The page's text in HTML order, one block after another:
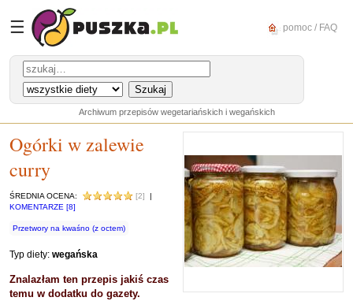
☰ pomoc / FAQ
Archiwum przepisów wegetariańskich i wegańskich
Ogórki w zalewie
curry
ŚREDNIA OCENA: [2]
|
KOMENTARZE [8]
Przetwory na kwaśno (z octem)
Typ diety: wegańska
Znalazłam ten przepis jakiś czas
temu w dodatku do gazety.